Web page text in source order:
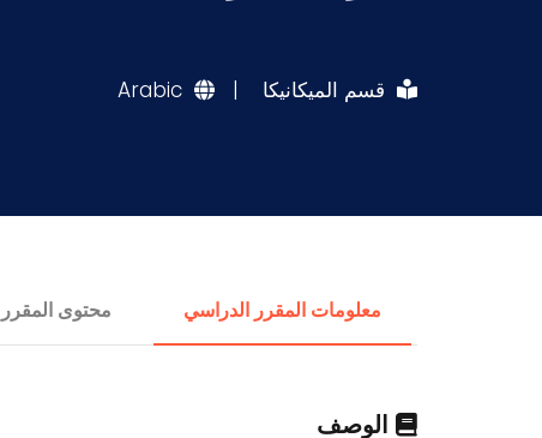
قسم الميكانيكا |
Arabic
معلومات المقرر الدراسي محتوى المقرر
الوصف